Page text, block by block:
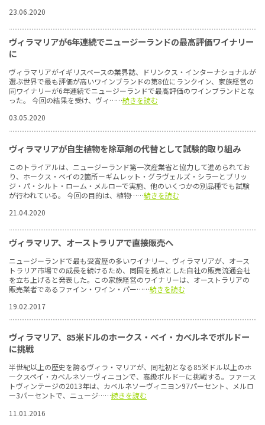
23.06.2020
ヴィラマリアが6年連続でニュージーランドの最高評価ワイナリー
に
ヴィラマリアがイギリスベースの業界誌、ドリンクス・インターナショナルが
選ぶ世界で最も評価が高いワインブランドの第8位にランクイン、家族経営の
同ワイナリーが6年連続でニュージーランドで最高評価のワインブランドとな
った。 今回の結果を受け、ヴィ……続きを読む
03.05.2020
ヴィラマリアが自生植物を除草剤の代替として試験的取り組み
このトライアルは、ニュージーランド第一次産業省と協力して進められてお
り、ホークス・ベイの2箇所ーギムレット・グラヴェルズ・シラーとブリッ
ジ・パ・シルト・ローム・メルローで実施、他のいくつかの別品種でも試験
が行われている。 今回の目的は、植物……続きを読む
21.04.2020
ヴィラマリア、オーストラリアで直接販売へ
ニュージーランドで最も受賞歴の多いワイナリー、ヴィラマリアが、オース
トラリア市場での成長を続けるため、同国を拠点とした自社の販売流通会社
を立ち上げると発表した。この家族経営のワイナリーは、オーストラリアの
販売業者であるファイン・ワイン・パー……続きを読む
19.02.2017
ヴィラマリア、85米ドルのホークス・ベイ・カベルネでボルドー
に挑戦
半世紀以上の歴史を誇るヴィラ・マリアが、同社初となる85米ドル以上のホ
ークスペイ・カベルネソーヴィニヨンで、高級ボルドーに挑戦する。ファース
トヴィンテージの2013年は、カベルネソーヴィニヨン97パーセント、メルロ
ー3パーセントで、ニュージ……続きを読む
11.01.2016